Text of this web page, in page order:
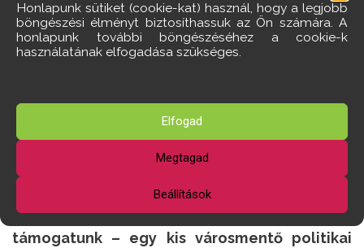
Honlapunk sütiket (cookie-kat) használ, hogy a legjobb
böngészési élményt biztosíthassuk az Ön számára. A
honlapunk további böngészéséhez a cookie-k
használatának elfogadása szükséges.
Elfogad
Megtagad
Beállítások
Az ilyen felfogású fejlesztés viszont biztosan
tönkre vágná, ebben az itt élők túlnyomó
„Rozsdabizottság” elé kerülő tervezetekről és
annak döntéseiről nyilván elsőként értesülő Elek
Sándort abban, hogy
az érdemi fellépés mellett – melyet
szükségesnek tartunk és utólag is
támogatunk – egy kis városmentő politikai